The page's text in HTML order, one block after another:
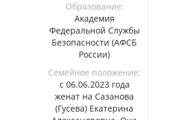
Образование:
Академия
Федеральной Службы
Безопасности (АФСБ
России)
Семейное положение:
с 06.06.2023 года
женат на Сазанова
(Гусева) Екатерина